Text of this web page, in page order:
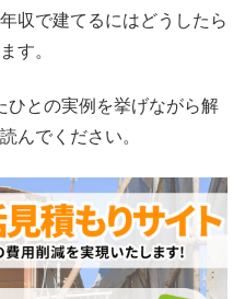
収で建てるにはどうしたら
す。
ひとの実例を挙げながら解
んでください。